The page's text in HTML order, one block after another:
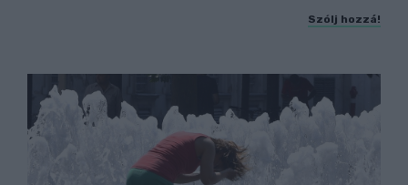
Szólj hozzá!